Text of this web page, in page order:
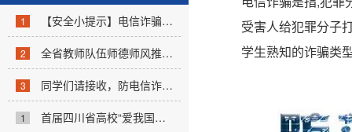
1 【安全小提示】电信诈骗不可怕，防诈反...
2 全省教师队伍师德师风推进会召开...
3 同学们请接收，防电信诈骗看这里！！...
1 首届四川省高校“爱我国防”宣讲大赛启...
受害人给犯罪分子
学生熟知的诈骗类